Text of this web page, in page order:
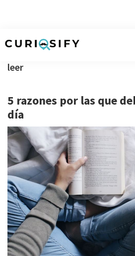
contenido
primaria
pie
raudales
leer
5 razones por las que
día